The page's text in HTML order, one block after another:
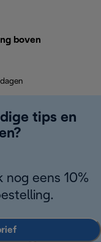
boven
tips en
nog eens 10%